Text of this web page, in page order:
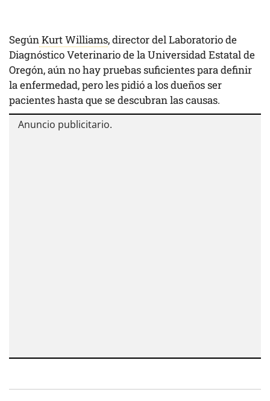
SegúnKurt Williams, director del Laboratorio de
Diagnóstico Veterinario de la Universidad Estatal de
Oregón, aún no hay pruebas suficientes para definir
la enfermedad, pero les pidió a los dueños ser
pacientes hasta que se descubran las causas.